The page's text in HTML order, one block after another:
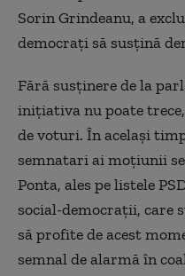
Sorin Grindeanu, a
democrați să susțină
Fără susținere de la
inițiativa nu poate
de voturi. În același
semnatari ai moțiunii
Ponta, ales pe listele
social-democrații, care
să profite de acest
semnal de alarmă în